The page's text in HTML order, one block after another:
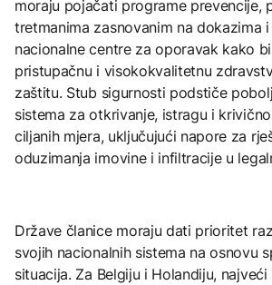
moraju pojačati programe prevencije,
tretmanima zasnovanim na dokazima
nacionalne centre za oporavak kako
pristupačnu i visokokvalitetnu
zaštitu. Stub sigurnosti podstiče
sistema za otkrivanje, istragu i
ciljanih mjera, uključujući napore za
oduzimanja imovine i infiltracije u
Države članice moraju dati prioritet
svojih nacionalnih sistema na osnovu
situacija. Za Belgiju i Holandiju,